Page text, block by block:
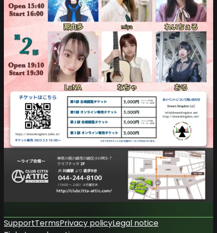
SupportTermsPrivacy policyLegal notice